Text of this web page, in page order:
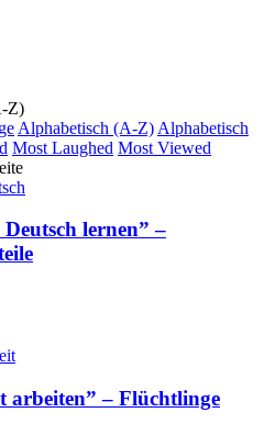
Z)
Alphabetisch (A-Z) Alphabetisch
Most Laughed Most Viewed
lernen” –
arbeiten” – Flüchtlinge